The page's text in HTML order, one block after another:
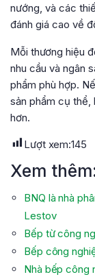
nướng, và các
đánh giá cao về
Mỗi thương hiệu
nhu cầu và ngân
phẩm phù hợp.
sản phẩm cụ
hơn.
Lượt xem:145
Xem
BNQ là nhà
Lestov
Bếp từ công
Bếp công
Nhà bếp công